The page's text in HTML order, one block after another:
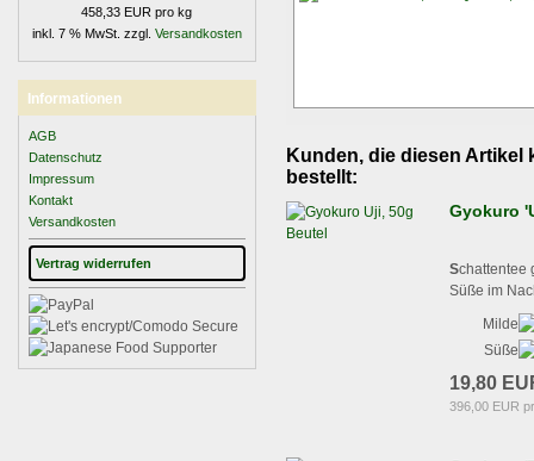
458,33 EUR pro kg
inkl. 7 % MwSt. zzgl. Versandkosten
Informationen
AGB
Datenschutz
Impressum
Kontakt
Versandkosten
Vertrag widerrufen
Kunden, die diesen Artikel
bestellt:
Gyokuro
Schattentee
Süße im
Milde
Süße
19,80
396,00 EUR